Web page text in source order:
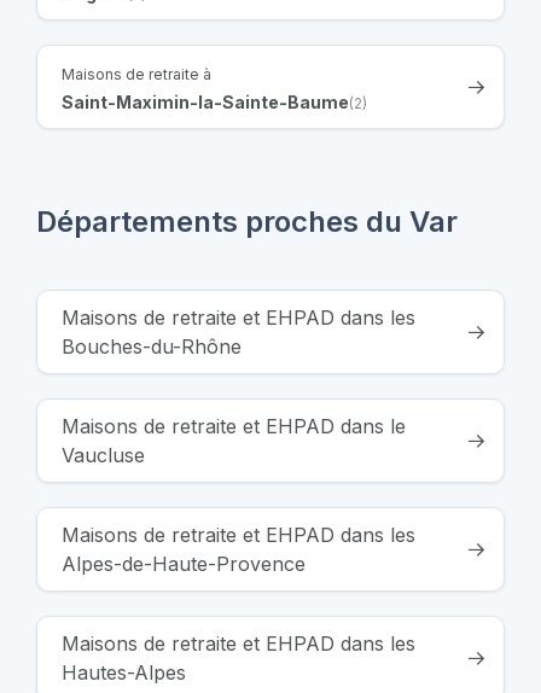
Maisons de retraite à
Saint-Maximin-la-Sainte-Baume(2)
Départements proches du Var
Maisons de retraite et EHPAD dans les
Bouches-du-Rhône
Maisons de retraite et EHPAD dans le
Vaucluse
Maisons de retraite et EHPAD dans les
Alpes-de-Haute-Provence
Maisons de retraite et EHPAD dans les
Hautes-Alpes